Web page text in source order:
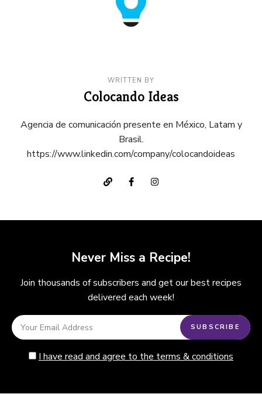
WRITTEN BY
Colocando Ideas
Agencia de comunicación presente en México, Latam y
Brasil.
https://www.linkedin.com/company/colocandoideas
Never Miss a Recipe!
Join thousands of subscribers and get our best recipes
delivered each week!
I have read and agree to the terms & conditions